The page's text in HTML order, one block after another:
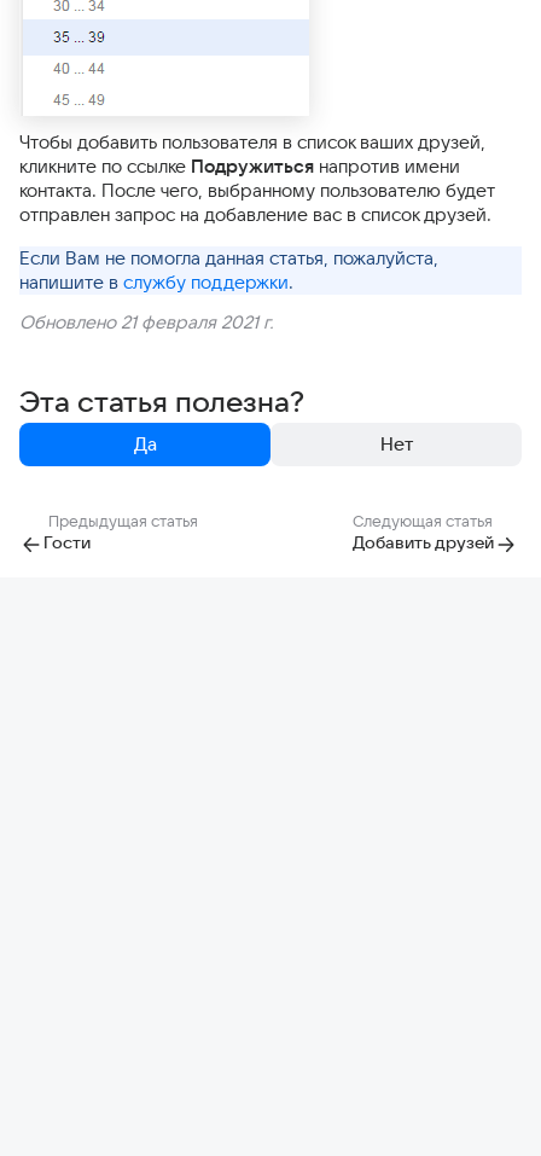
Чтобы добавить пользователя в список ваших друзей,
кликните по ссылке Подружиться напротив имени
контакта. После чего, выбранному пользователю будет
отправлен запрос на добавление вас в список друзей.
Если Вам не помогла данная статья, пожалуйста,
напишите в службу поддержки.
Обновлено 21 февраля 2021 г.
Эта статья полезна?
Да Нет
Предыдущая статья
Гости
Следующая статья
Добавить друзей